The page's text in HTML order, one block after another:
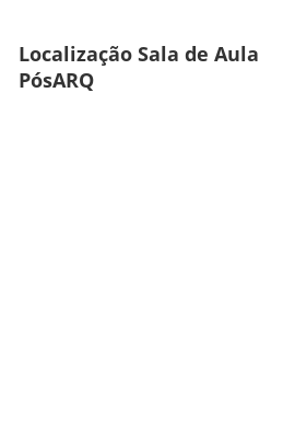
Localização Sala de Aula
PósARQ